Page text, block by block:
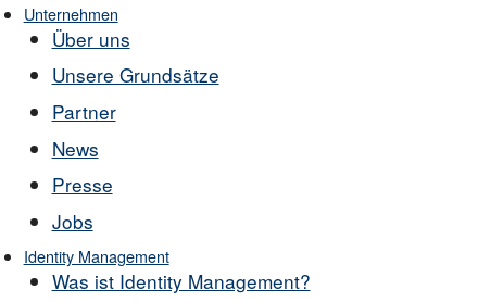
Unternehmen
Über uns
Unsere Grundsätze
Partner
News
Presse
Jobs
Identity Management
Was ist Identity Management?